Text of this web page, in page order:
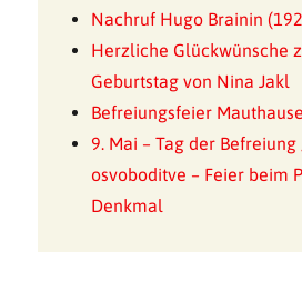
Nachruf Hugo Brainin
Herzliche Glückwünsche
Geburtstag von Nina Jakl
Befreiungsfeier
9. Mai – Tag der Befreiung
osvoboditve – Feier beim
Denkmal